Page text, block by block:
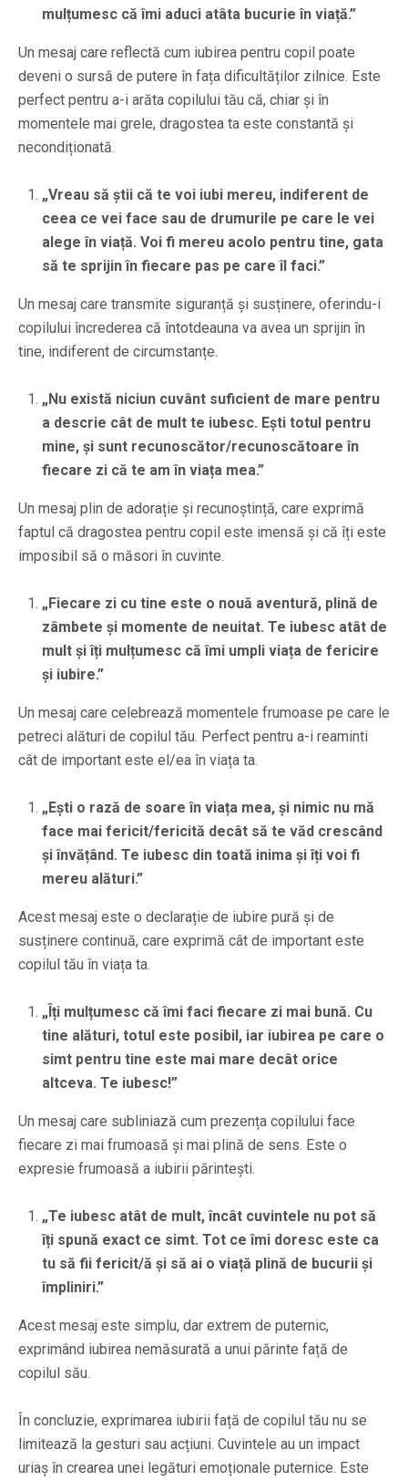
mulțumesc că îmi aduci atâta bucurie în viață.”
Un mesaj care reflectă cum iubirea pentru copil poate
deveni o sursă de putere în fața dificultăților zilnice. Este
perfect pentru a-i arăta copilului tău că, chiar și în
momentele mai grele, dragostea ta este constantă și
necondiționată.
„Vreau să știi că te voi iubi mereu, indiferent de
ceea ce vei face sau de drumurile pe care le vei
alege în viață. Voi fi mereu acolo pentru tine, gata
să te sprijin în fiecare pas pe care îl faci.”
Un mesaj care transmite siguranță și susținere, oferindu-i
copilului încrederea că întotdeauna va avea un sprijin în
tine, indiferent de circumstanțe.
„Nu există niciun cuvânt suficient de mare pentru
a descrie cât de mult te iubesc. Ești totul pentru
mine, și sunt recunoscător/recunoscătoare în
fiecare zi că te am în viața mea.”
Un mesaj plin de adorație și recunoștință, care exprimă
faptul că dragostea pentru copil este imensă și că îți este
imposibil să o măsori în cuvinte.
„Fiecare zi cu tine este o nouă aventură, plină de
zâmbete și momente de neuitat. Te iubesc atât de
mult și îți mulțumesc că îmi umpli viața de fericire
și iubire.”
Un mesaj care celebrează momentele frumoase pe care le
petreci alături de copilul tău. Perfect pentru a-i reaminti
cât de important este el/ea în viața ta.
„Ești o rază de soare în viața mea, și nimic nu mă
face mai fericit/fericită decât să te văd crescând
și învățând. Te iubesc din toată inima și îți voi fi
mereu alături.”
Acest mesaj este o declarație de iubire pură și de
susținere continuă, care exprimă cât de important este
copilul tău în viața ta.
„Îți mulțumesc că îmi faci fiecare zi mai bună. Cu
tine alături, totul este posibil, iar iubirea pe care o
simt pentru tine este mai mare decât orice
altceva. Te iubesc!”
Un mesaj care subliniază cum prezența copilului face
fiecare zi mai frumoasă și mai plină de sens. Este o
expresie frumoasă a iubirii părintești.
„Te iubesc atât de mult, încât cuvintele nu pot să
îți spună exact ce simt. Tot ce îmi doresc este ca
tu să fii fericit/ă și să ai o viață plină de bucurii și
împliniri.”
Acest mesaj este simplu, dar extrem de puternic,
exprimând iubirea nemăsurată a unui părinte față de
copilul său.
În concluzie, exprimarea iubirii față de copilul tău nu se
limitează la gesturi sau acțiuni. Cuvintele au un impact
uriaș în crearea unei legături emoționale puternice. Este